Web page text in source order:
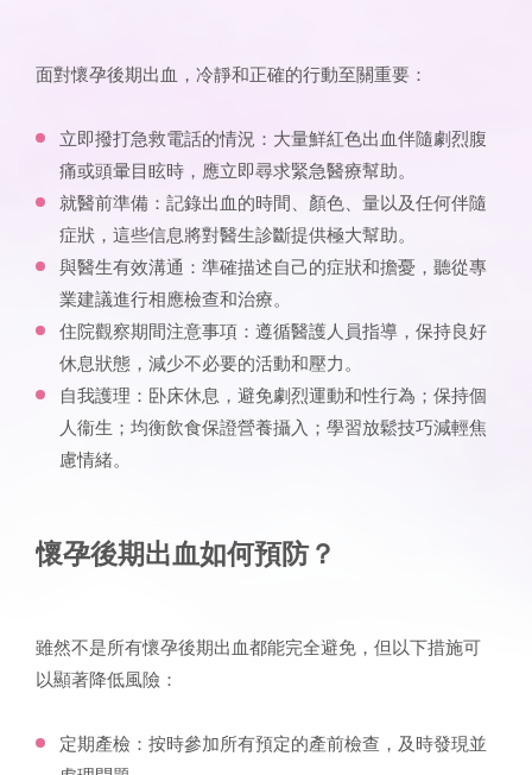
面對懷孕後期出血，冷靜和正確的行動至關重要：
立即撥打急救電話的情況：大量鮮紅色出血伴隨劇烈腹
痛或頭暈目眩時，應立即尋求緊急醫療幫助。
就醫前準備：記錄出血的時間、顏色、量以及任何伴隨
症狀，這些信息將對醫生診斷提供極大幫助。
與醫生有效溝通：準確描述自己的症狀和擔憂，聽從專
業建議進行相應檢查和治療。
住院觀察期間注意事項：遵循醫護人員指導，保持良好
休息狀態，減少不必要的活動和壓力。
自我護理：卧床休息，避免劇烈運動和性行為；保持個
人衞生；均衡飲食保證營養攝入；學習放鬆技巧減輕焦
慮情緒。
懷孕後期出血如何預防？
雖然不是所有懷孕後期出血都能完全避免，但以下措施可
以顯著降低風險：
定期產檢：按時參加所有預定的產前檢查，及時發現並